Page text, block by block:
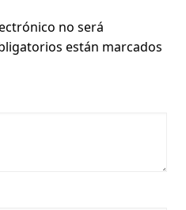
no será
están marcados